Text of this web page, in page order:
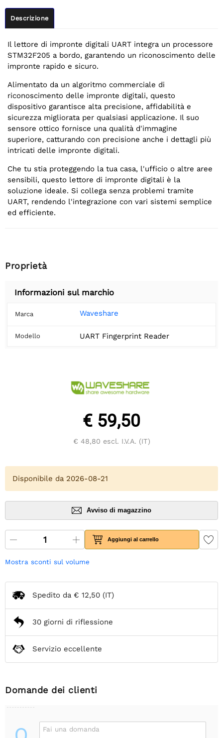
Descrizione
Il lettore di impronte digitali UART integra un processore
STM32F205 a bordo, garantendo un riconoscimento delle
impronte rapido e sicuro.
Alimentato da un algoritmo commerciale di
riconoscimento delle impronte digitali, questo
dispositivo garantisce alta precisione, affidabilità e
sicurezza migliorata per qualsiasi applicazione. Il suo
sensore ottico fornisce una qualità d'immagine
superiore, catturando con precisione anche i dettagli più
intricati delle impronte digitali.
Che tu stia proteggendo la tua casa, l'ufficio o altre aree
sensibili, questo lettore di impronte digitali è la
soluzione ideale. Si collega senza problemi tramite
UART, rendendo l'integrazione con vari sistemi semplice
ed efficiente.
Proprietà
Informazioni sul marchio
Marca Waveshare
Modello UART Fingerprint Reader
€ 59,50
€ 48,80 escl. I.V.A. (IT)
Disponibile da 2026-08-21
Avviso di magazzino
Aggiungi al carrello
Mostra sconti sul volume
Spedito da € 12,50 (IT)
30 giorni di riflessione
Servizio eccellente
Domande dei clienti
Fai una domanda